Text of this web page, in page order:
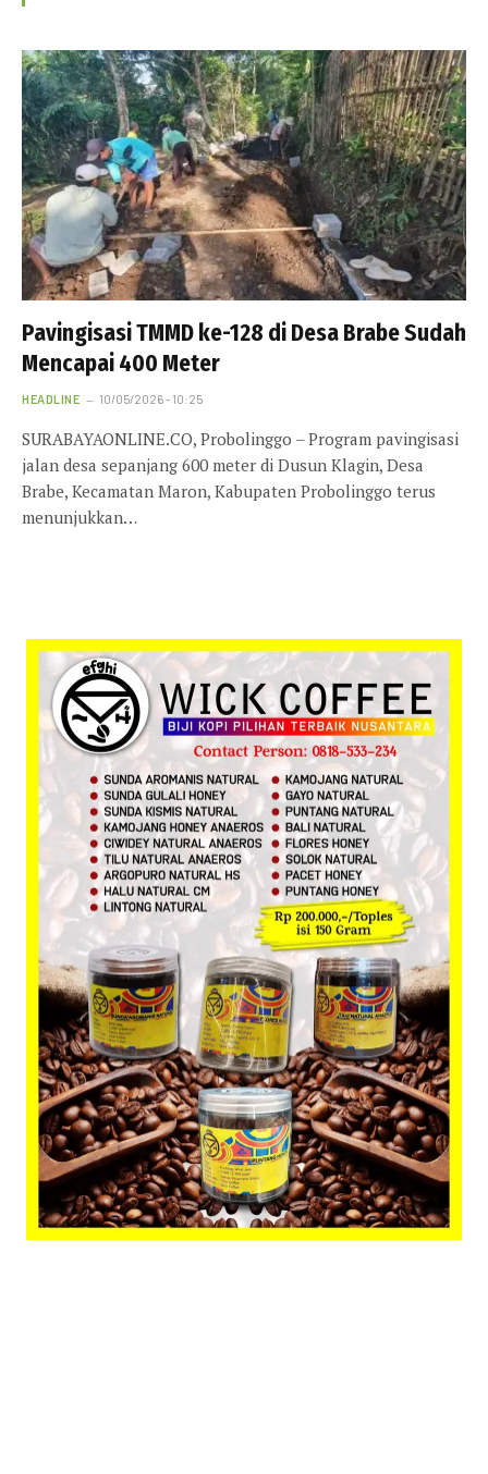
Pavingisasi TMMD ke-128 di Desa Brabe Sudah
Mencapai 400 Meter
HEADLINE 10/05/2026 - 10:25
SURABAYAONLINE.CO, Probolinggo – Program pavingisasi
jalan desa sepanjang 600 meter di Dusun Klagin, Desa
Brabe, Kecamatan Maron, Kabupaten Probolinggo terus
menunjukkan…